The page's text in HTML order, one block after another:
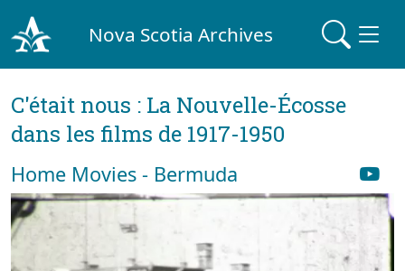
Nova Scotia Archives
C'était nous : La Nouvelle-Écosse
dans les films de 1917-1950
Home Movies - Bermuda